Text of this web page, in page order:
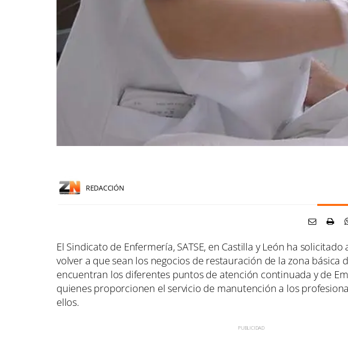
REDACCIÓN
El Sindicato de Enfermería, SATSE, en Castilla y León ha solicitado
volver a que sean los negocios de restauración de la zona básica
encuentran los diferentes puntos de atención continuada y de
quienes proporcionen el servicio de manutención a los
ellos.